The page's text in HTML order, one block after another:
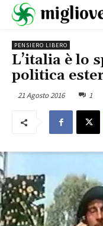
PENSIERO LIBERO
L’italia è lo
politica
21 Agosto 2016 1